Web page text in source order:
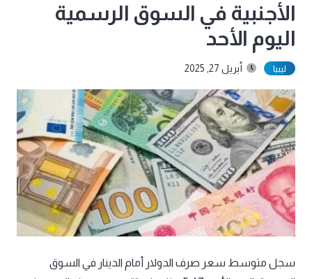
الأجنبية في السوق الرسمية
اليوم الأحد
ليبيا أبريل 27, 2025
سجل متوسط سعر صرف الدولار أمام الدينار في السوق